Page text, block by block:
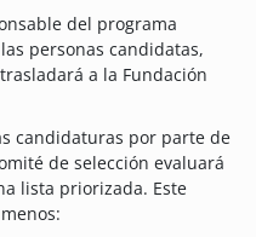
del programa
personas candidatas,
a la Fundación
candidaturas por parte de
de selección evaluará
lista priorizada. Este